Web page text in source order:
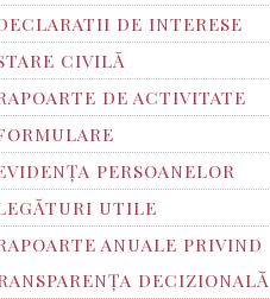
DE INTERESE
CIVILĂ
DE ACTIVITATE
PERSOANELOR
UTILE
ANUALE PRIVIND
DECIZIONALĂ